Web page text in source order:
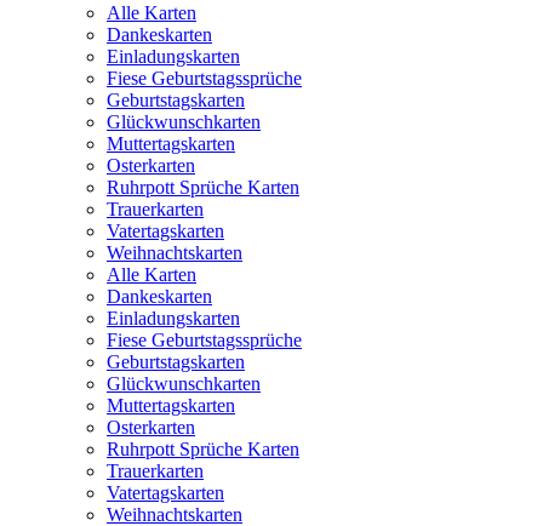
Alle Karten
Dankeskarten
Einladungskarten
Fiese Geburtstagssprüche
Geburtstagskarten
Glückwunschkarten
Muttertagskarten
Osterkarten
Ruhrpott Sprüche Karten
Trauerkarten
Vatertagskarten
Weihnachtskarten
Alle Karten
Dankeskarten
Einladungskarten
Fiese Geburtstagssprüche
Geburtstagskarten
Glückwunschkarten
Muttertagskarten
Osterkarten
Ruhrpott Sprüche Karten
Trauerkarten
Vatertagskarten
Weihnachtskarten